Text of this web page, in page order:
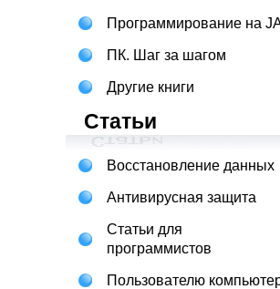
Программирование на
ПК. Шаг за шагом
Другие книги
Статьи
Восстановление данных
Антивирусная защита
Статьи для
программистов
Пользователю